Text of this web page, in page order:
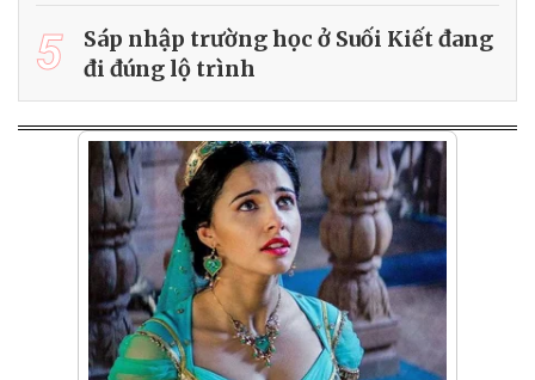
5
Sáp nhập trường học ở Suối Kiết đang
đi đúng lộ trình